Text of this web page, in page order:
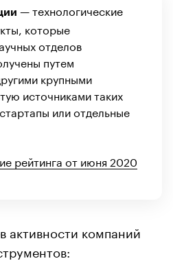
— технологические
которые
отделов
путем
крупными
источниками таких
или отдельные
рейтинга от июня 2020
активности компаний